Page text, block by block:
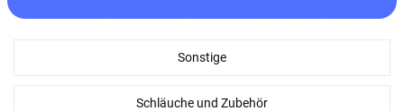
Sonstige
Schläuche und Zubehör